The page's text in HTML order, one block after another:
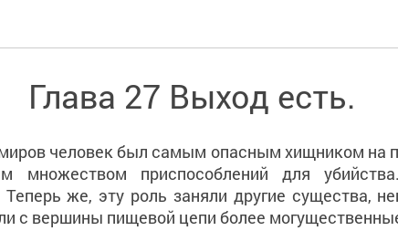
Глава 27 Выход есть.
человек был самым опасным хищником на
множеством приспособлений для
Теперь же, эту роль заняли другие существа,
с вершины пищевой цепи более